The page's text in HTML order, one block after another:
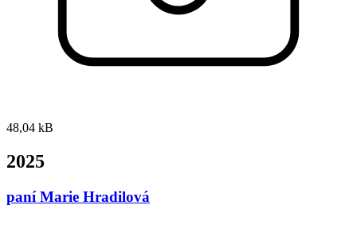
48,04 kB
2025
paní Marie Hradilová